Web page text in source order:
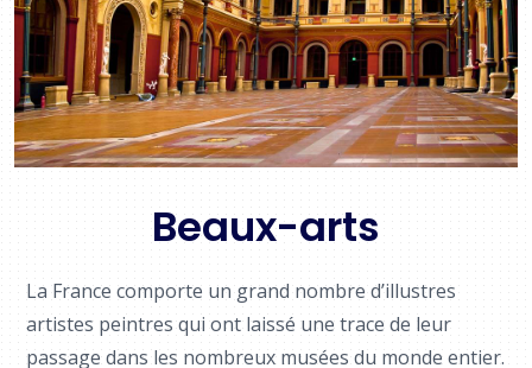
Beaux-arts
La France comporte un grand nombre d’illustres
artistes peintres qui ont laissé une trace de leur
passage dans les nombreux musées du monde entier.